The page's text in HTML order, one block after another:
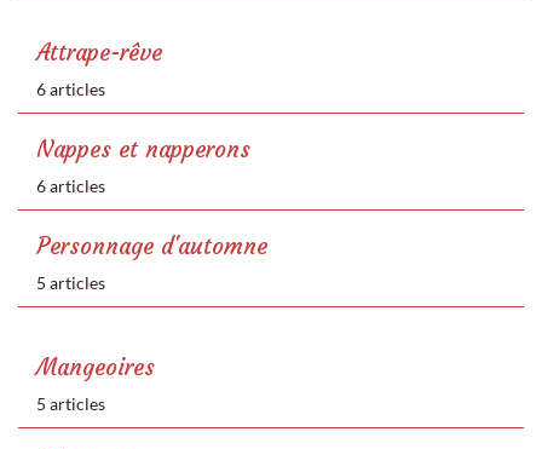
Attrape-rêve
6 articles
Nappes et napperons
6 articles
Personnage d'automne
5 articles
Mangeoires
5 articles